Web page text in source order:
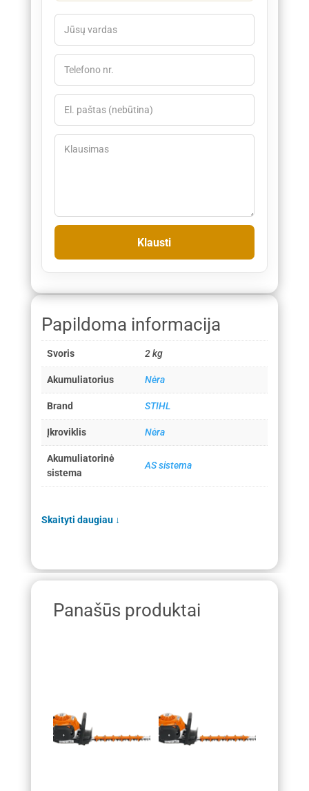
Papildoma informacija
Svoris 2 kg
Akumuliatorius Nėra
Brand STIHL
Įkroviklis Nėra
Akumuliatorinė
sistema
AS sistema
Skaityti daugiau ↓
Panašūs produktai